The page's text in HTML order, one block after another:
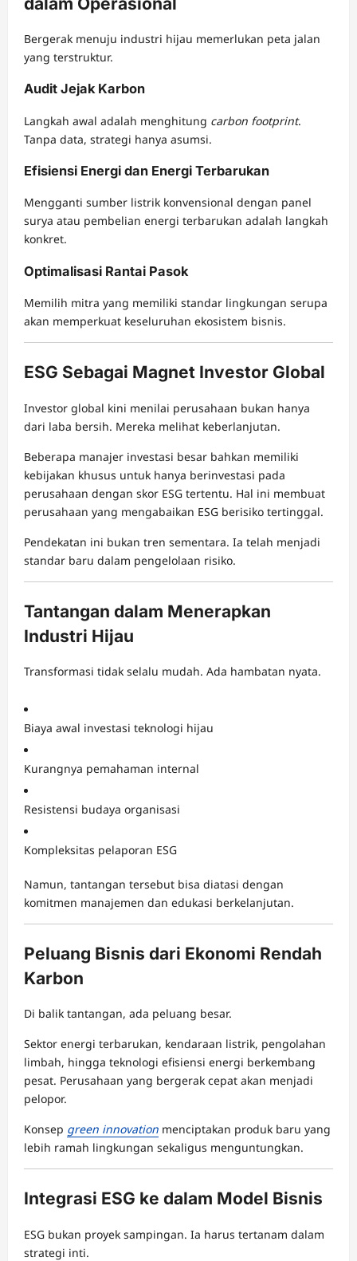
Bergerak menuju industri hijau memerlukan peta jalan
yang terstruktur.
Audit Jejak Karbon
Langkah awal adalah menghitung carbon footprint.
Tanpa data, strategi hanya asumsi.
Efisiensi Energi dan Energi Terbarukan
Mengganti sumber listrik konvensional dengan panel
surya atau pembelian energi terbarukan adalah langkah
konkret.
Optimalisasi Rantai Pasok
Memilih mitra yang memiliki standar lingkungan serupa
akan memperkuat keseluruhan ekosistem bisnis.
ESG Sebagai Magnet Investor Global
Investor global kini menilai perusahaan bukan hanya
dari laba bersih. Mereka melihat keberlanjutan.
Beberapa manajer investasi besar bahkan memiliki
kebijakan khusus untuk hanya berinvestasi pada
perusahaan dengan skor ESG tertentu. Hal ini membuat
perusahaan yang mengabaikan ESG berisiko tertinggal.
Pendekatan ini bukan tren sementara. Ia telah menjadi
standar baru dalam pengelolaan risiko.
Tantangan dalam Menerapkan
Industri Hijau
Transformasi tidak selalu mudah. Ada hambatan nyata.
Biaya awal investasi teknologi hijau
Kurangnya pemahaman internal
Resistensi budaya organisasi
Kompleksitas pelaporan ESG
Namun, tantangan tersebut bisa diatasi dengan
komitmen manajemen dan edukasi berkelanjutan.
Peluang Bisnis dari Ekonomi Rendah
Karbon
Di balik tantangan, ada peluang besar.
Sektor energi terbarukan, kendaraan listrik, pengolahan
limbah, hingga teknologi efisiensi energi berkembang
pesat. Perusahaan yang bergerak cepat akan menjadi
pelopor.
Konsep green innovation menciptakan produk baru yang
lebih ramah lingkungan sekaligus menguntungkan.
Integrasi ESG ke dalam Model Bisnis
ESG bukan proyek sampingan. Ia harus tertanam dalam
strategi inti.